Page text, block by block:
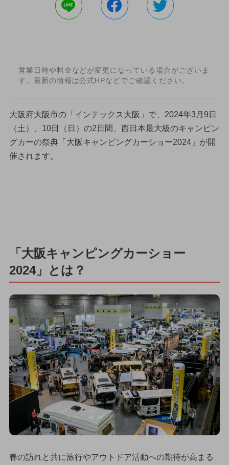
営業日時や料金などが変更になっている場合がございま
す。最新の情報は公式HPなどでご確認ください。
大阪府大阪市の「インテックス大阪」で、2024年3月9日
（土）、10日（日）の2日間、西日本最大級のキャンピン
グカーの祭典「大阪キャンピングカーショー2024」が開
催されます。
「大阪キャンピングカーショー
2024」とは？
春の訪れと共に旅行やアウトドア活動への期待が高まる